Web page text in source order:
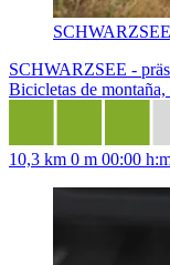
SCHWARZSEE -
Bicicletas de
10,3 km 0 m 00:00